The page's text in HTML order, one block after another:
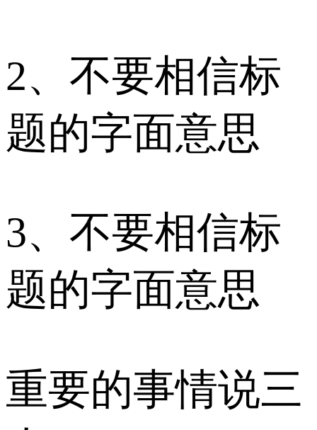
2、不要相信标
题的字面意思
3、不要相信标
题的字面意思
重要的事情说三